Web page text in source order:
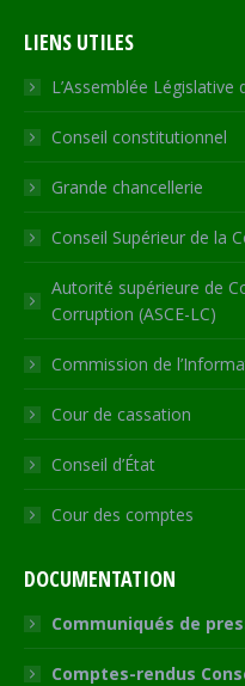
opens
in
new
window
opens
in
new
window
opens
in
new
window
in
new
window
opens
in
new
LIENS UTILES
L’Assemblée Législative
Conseil constitutionnel
Grande chancellerie
Conseil Supérieur de la
Autorité supérieure de
Corruption (ASCE-LC)
Commission de
Cour de cassation
Conseil d’État
Cour des comptes
DOCUMENTATION
Communiqués de
Comptes-rendus